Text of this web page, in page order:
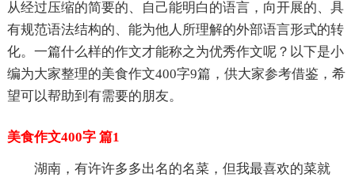
从经过压缩的简要的、自己能明白的语言，向开展的、具
有规范语法结构的、能为他人所理解的外部语言形式的转
化。一篇什么样的作文才能称之为优秀作文呢？以下是小
编为大家整理的美食作文400字9篇，供大家参考借鉴，希
望可以帮助到有需要的朋友。
美食作文400字 篇1
湖南，有许许多多出名的名菜，但我最喜欢的菜就